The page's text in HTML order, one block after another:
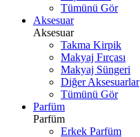
Tümünü Gör
Aksesuar
Aksesuar
Takma Kirpik
Makyaj Fırçası
Makyaj Süngeri
Diğer Aksesuarlar
Tümünü Gör
Parfüm
Parfüm
Erkek Parfüm